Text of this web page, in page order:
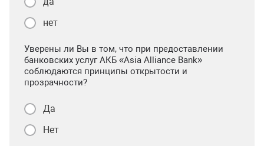
нет
Уверены ли Вы в том, что при предоставлении
банковских услуг АКБ «Asia Alliance Bank»
соблюдаются принципы открытости и
прозрачности?
Да
Нет